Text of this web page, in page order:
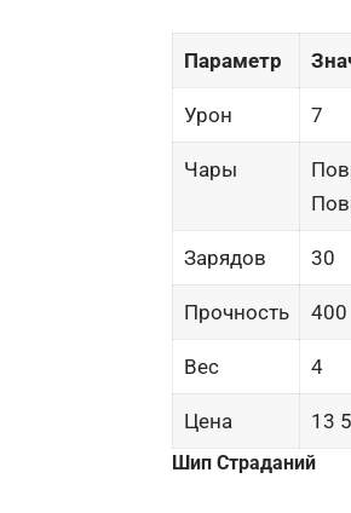
Параметр
Урон 7
Чары
Зарядов 30
Прочность 400
Вес 4
Цена 13
Шип Страданий